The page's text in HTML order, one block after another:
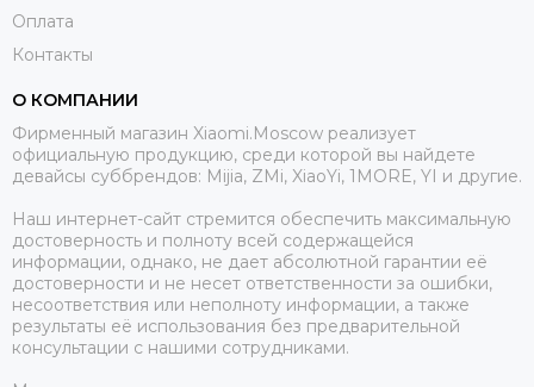
Оплата
Контакты
О КОМПАНИИ
Фирменный магазин Xiaomi.Moscow реализует
официальную продукцию, среди которой вы найдете
девайсы суббрендов: Mijia, ZMi, XiaoYi, 1MORE, YI и другие.
Наш интернет-сайт стремится обеспечить максимальную
достоверность и полноту всей содержащейся
информации, однако, не дает абсолютной гарантии её
достоверности и не несет ответственности за ошибки,
несоответствия или неполноту информации, а также
результаты её использования без предварительной
консультации с нашими сотрудниками.